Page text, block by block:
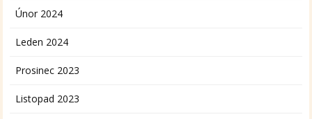
Únor 2024
Leden 2024
Prosinec 2023
Listopad 2023